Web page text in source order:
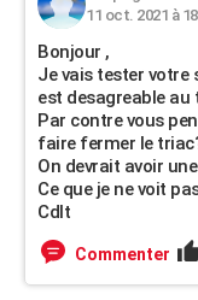
11 oct. 2021 à
Bonjour ,
Je vais tester votre
est desagreable au
Par contre vous
faire fermer le
On devrait avoir
Ce que je ne voit
Cdlt
Commenter